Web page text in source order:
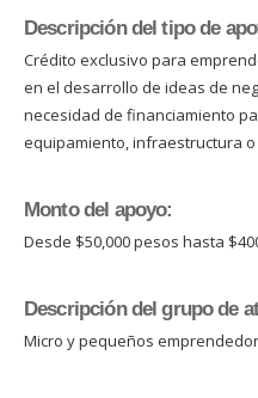
Descripción del tipo de
Crédito exclusivo para
en el desarrollo de ideas de
necesidad de financiamiento
equipamiento, infraestructura
Monto del apoyo:
Desde $50,000 pesos hasta
Descripción del grupo de
Micro y pequeños